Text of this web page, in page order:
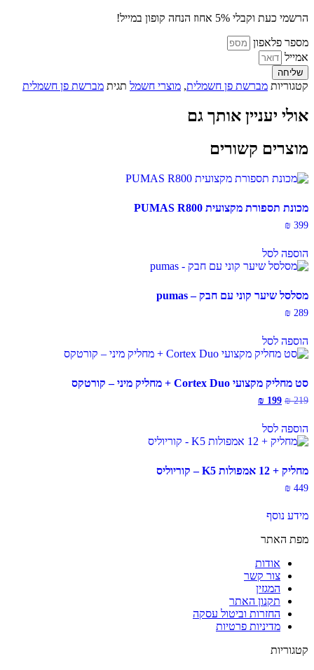
מברשת
חשמלית
לשיער
4
ב-1
הרשמי כעת וקבלי 5% אחוז הנחה קופון במייל!
מספר פלאפון
אמייל
שליחה
קטגוריות מברשת פן חשמלית, מוצרי חשמל תגית מברשת פן חשמלית
אולי יעניין אותך גם
מוצרים קשורים
מכונת תספורת מקצועית PUMAS R800
₪ 399
הוספה לסל
מסלסל שיער קוני עם חבק – pumas
₪ 289
הוספה לסל
סט מחליק מקצועי Cortex Duo + מחליק מיני – קורטקס
₪219
המחיר
היה:
₪ 219.
₪ 199
המחיר
הוספה לסל
מחליק + 12 אמפולות K5 – קוריוליס
₪ 449
מידע נוסף
מפת האתר
אודות
צור קשר
המגזין
תקנון האתר
החזרות וביטול עסקה
מדיניות פרטיות
קטגוריות